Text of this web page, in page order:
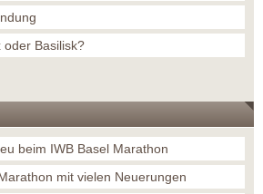
oder Basilisk?
beim IWB Basel Marathon
mit vielen Neuerungen